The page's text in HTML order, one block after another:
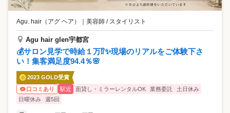
Agu. hair（アグ ヘア） 美容師 / スタイリスト
Agu hair glen宇都宮
💰サロン見学で時給１万⁉✨現場のリアルをご体験下さ
い！集客満足度94.4％🌸
2023 GOLD受賞
口コミあり
駅近 面貸し・ミラーレンタルOK 業務委託
土日休み
日曜休み
週5回